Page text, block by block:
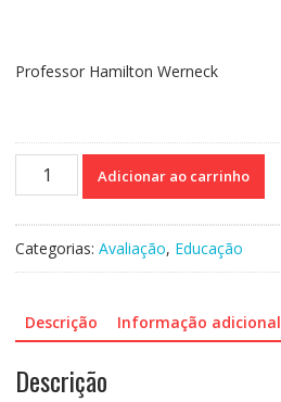
Professor Hamilton Werneck
Como
Ensinar
Avaliar
Adicionar ao carrinho
Categorias: Avaliação, Educação
Descrição Informação adicional
Descrição